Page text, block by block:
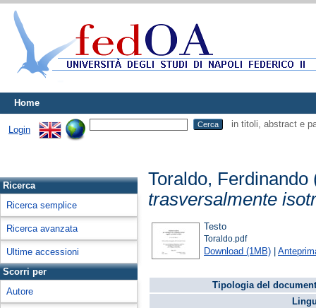
Home
Login
in titoli, abstract e
Ricerca
Ricerca semplice
Ricerca avanzata
Ultime accessioni
Scorri per
Autore
Toraldo, Ferdinando
trasversalmente
Testo
Toraldo.pdf
Download (1MB) |
Tipologia del